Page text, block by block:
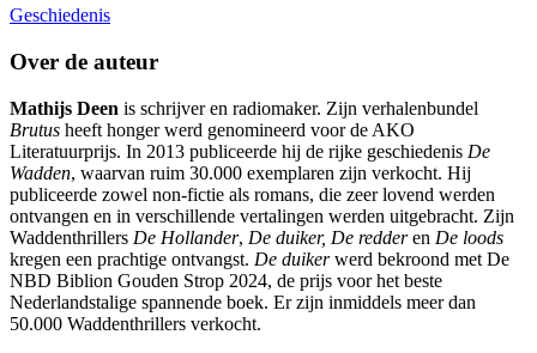
Geschiedenis
Over de auteur
Mathijs Deen is schrijver en radiomaker. Zijn verhalenbundel
Brutus heeft honger werd genomineerd voor de AKO
Literatuurprijs. In 2013 publiceerde hij de rijke geschiedenis De
Wadden, waarvan ruim 30.000 exemplaren zijn verkocht. Hij
publiceerde zowel non-fictie als romans, die zeer lovend werden
ontvangen en in verschillende vertalingen werden uitgebracht. Zijn
Waddenthrillers De Hollander, De duiker, De redderen De loods
kregen een prachtige ontvangst. De duikerwerd bekroond met De
NBD Biblion Gouden Strop 2024, de prijs voor het beste
Nederlandstalige spannende boek. Er zijn inmiddels meer dan
50.000 Waddenthrillers verkocht.